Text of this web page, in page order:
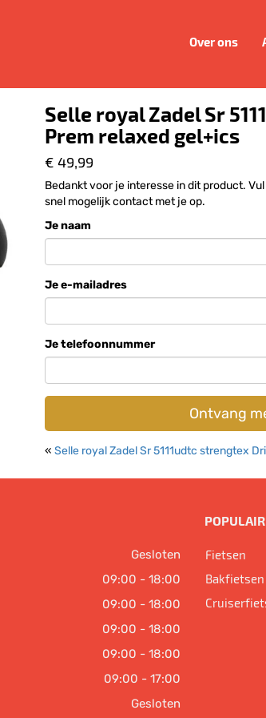
Over ons
Selle royal Zadel Sr
Prem relaxed gel+ics
€ 49,99
Bedankt voor je interesse in dit product.
snel mogelijk contact met je op.
Je naam
Je e-mailadres
Je telefoonnummer
Ontvang
« Selle royal Zadel Sr 5111udtc strengtex
Gesloten
09:00 - 18:00
09:00 - 18:00
09:00 - 18:00
09:00 - 18:00
09:00 - 17:00
Gesloten
POPULAIR
Fietsen
Bakfietsen